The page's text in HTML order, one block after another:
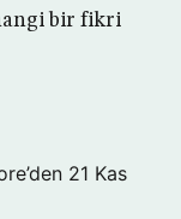
bir fikri
21 Kas